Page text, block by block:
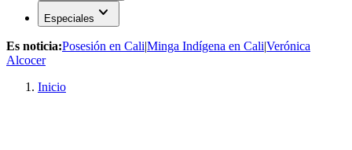
Especiales expand_more
Es noticia:Posesión en Cali|Minga Indígena en Cali|Verónica
Alcocer
Inicio